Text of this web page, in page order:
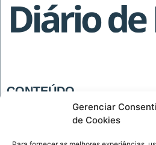
Gerenciar
de Cookies
CONTEÚDO